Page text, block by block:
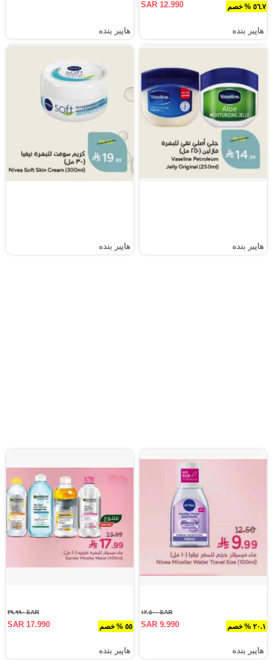
٥٦.٧ % خصم SAR 12.990
هايبر بنده هايبر بنده
هايبر بنده هايبر بنده
٢٠.١ % خصم
SAR ١٢.٥٠٠
SAR 9.990
هايبر بنده
٥٥ % خصم
SAR ٣٩.٩٩٠
SAR 17.990
هايبر بنده